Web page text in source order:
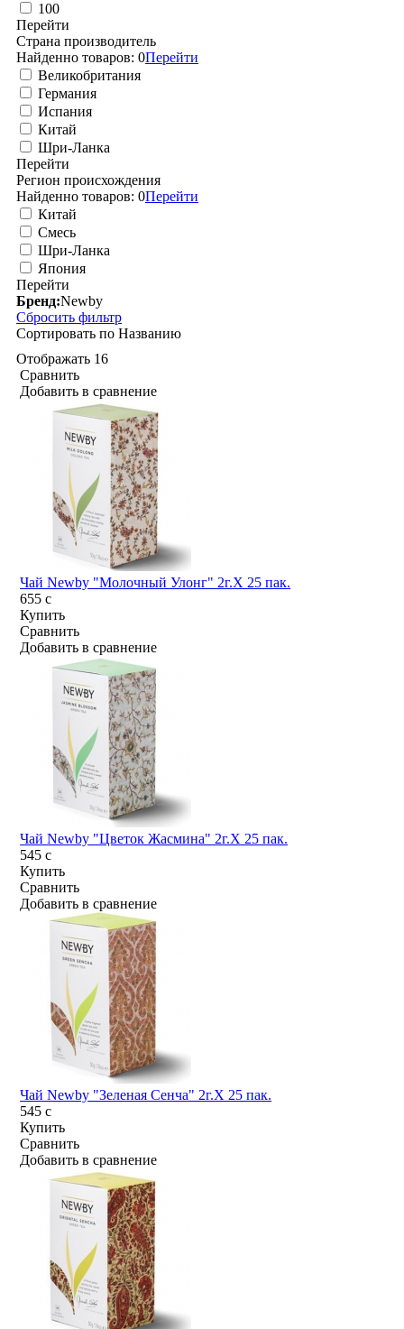
100
Перейти
Страна производитель
Найденно товаров: 0Перейти
Великобритания
Германия
Испания
Китай
Шри-Ланка
Перейти
Регион происхождения
Найденно товаров: 0Перейти
Китай
Смесь
Шри-Ланка
Япония
Перейти
Бренд:Newby
Сбросить фильтр
Сортировать по Названию
Отображать 16
Сравнить
Добавить в сравнение
Чай Newby "Молочный Улонг" 2г.Х 25 пак.
655c
Купить
Сравнить
Добавить в сравнение
Чай Newby "Цветок Жасмина" 2г.Х 25 пак.
545c
Купить
Сравнить
Добавить в сравнение
Чай Newby "Зеленая Сенча" 2г.Х 25 пак.
545c
Купить
Сравнить
Добавить в сравнение